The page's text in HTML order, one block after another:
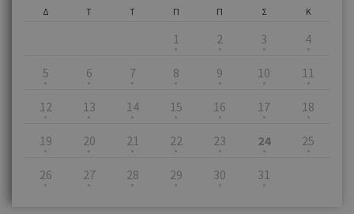
Δ Τ Τ Π
1
Π
2
Σ
3
Κ
4
5 6 7 8 9 10 11
12 13 14 15 16 17 18
19 20 21 22 23 24 25
26 27 28 29 30 31